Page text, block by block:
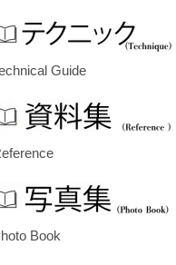
Guide
Book